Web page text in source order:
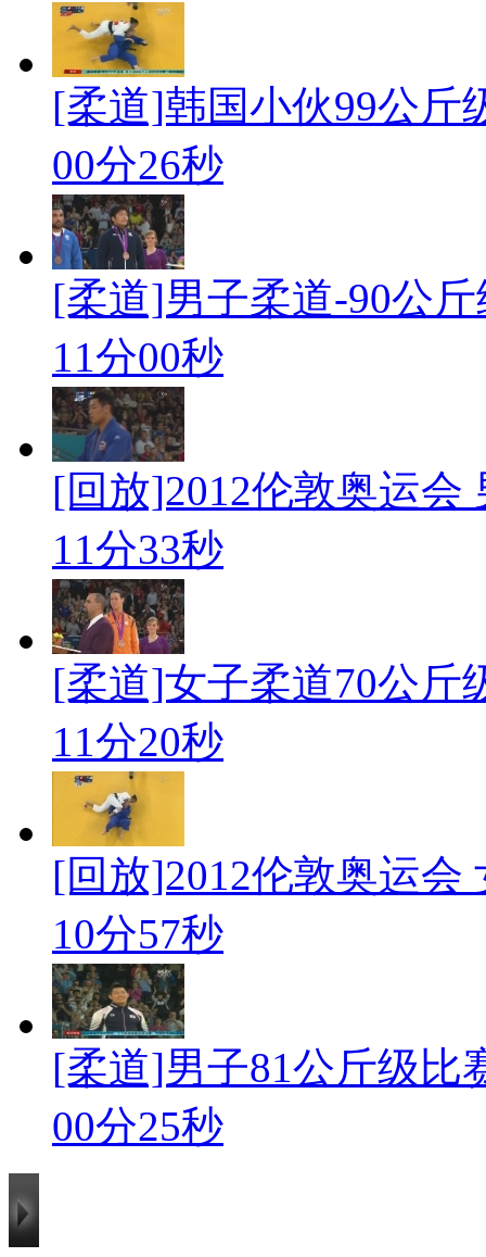
[柔道]韩国小伙99公斤
00分26秒
[柔道]男子柔道-90公
11分00秒
[回放]2012伦敦奥运会
11分33秒
[柔道]女子柔道70公斤
11分20秒
[回放]2012伦敦奥运会
10分57秒
[柔道]男子81公斤级比
00分25秒